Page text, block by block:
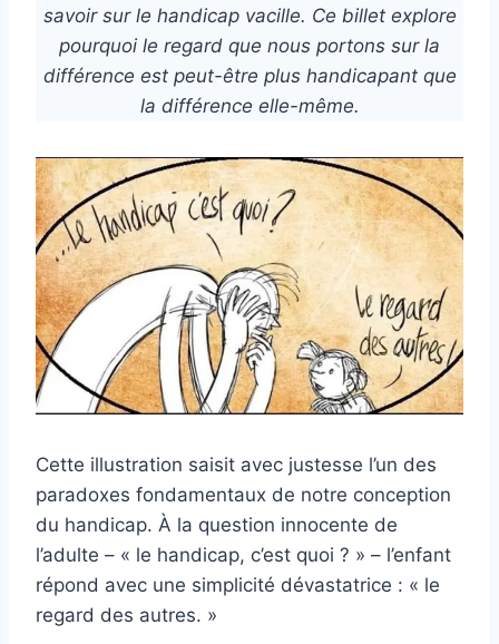
savoir sur le handicap vacille. Ce billet explore
pourquoi le regard que nous portons sur la
différence est peut-être plus handicapant que
la différence elle-même.
Cette illustration saisit avec justesse l’un des
paradoxes fondamentaux de notre conception
du handicap. À la question innocente de
l’adulte – « le handicap, c’est quoi ? » – l’enfant
répond avec une simplicité dévastatrice : « le
regard des autres. »